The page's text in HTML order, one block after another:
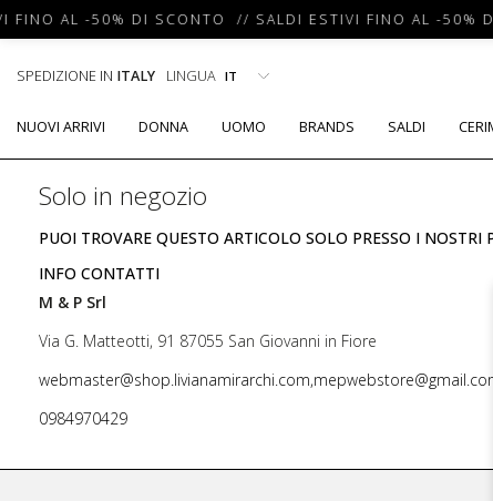
FINO AL -50% DI SCONTO // SALDI ESTIVI FINO AL -
SPEDIZIONE IN ITALY LINGUA
NUOVI ARRIVI DONNA UOMO BRANDS SALDI
Solo in negozio
PUOI TROVARE QUESTO ARTICOLO SOLO PRESSO I NOSTRI
INFO CONTATTI
M & P Srl
Via G. Matteotti, 91 87055 San Giovanni in Fiore
0984970429